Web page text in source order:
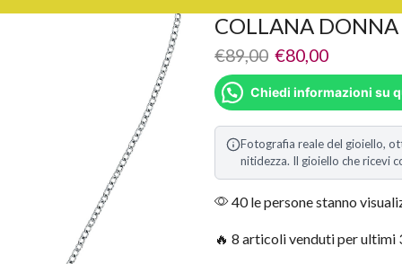
COLLANA
€89,00 €80,00
Chiedi informazioni su
Fotografia reale del gioiello,
nitidezza. Il gioiello che ricevi
40 le persone stanno
🔥 8 articoli venduti per ultimi